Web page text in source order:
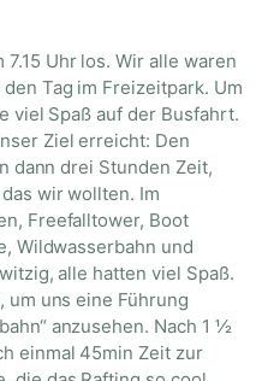
Uhr los. Wir alle waren
Tag im Freizeitpark. Um
viel Spaß auf der Busfahrt.
Ziel erreicht: Den
dann drei Stunden Zeit,
wir wollten. Im
Freefalltower, Boot
Wildwasserbahn und
alle hatten viel Spaß.
um uns eine Führung
anzusehen. Nach 1 ½
einmal 45min Zeit zur